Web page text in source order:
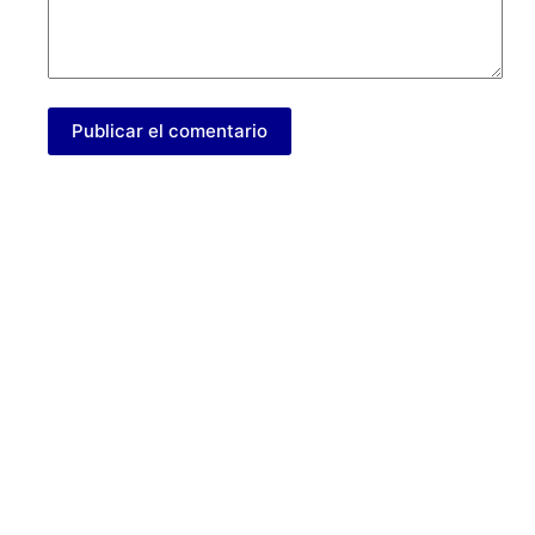
Publicar el comentario